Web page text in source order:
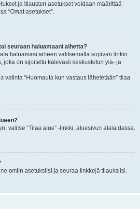
ja tilausten asetukset voidaan määrittää
“Omat asetukset”.
seuraan haluamaani aihetta?
haluamasi aiheen valitsemalla sopivan linkin
joka on sijoitettu kätevästi keskustelun ylä- ja
valinta “Huomauta kun vastaus lähetetään” tilaa
valitse “Tilaa alue” -linkki, aluesivun alalaidassa.
omiin asetuksiisi ja seuraa linkkejä tilauksiisi.